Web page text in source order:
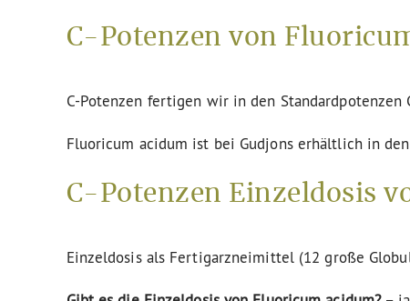
C-Potenzen von
C-Potenzen fertigen wir in den Standardpotenzen
Fluoricum acidum ist bei Gudjons erhältlich in
C-Potenzen Einzeldosis
Einzeldosis als Fertigarzneimittel (12 große